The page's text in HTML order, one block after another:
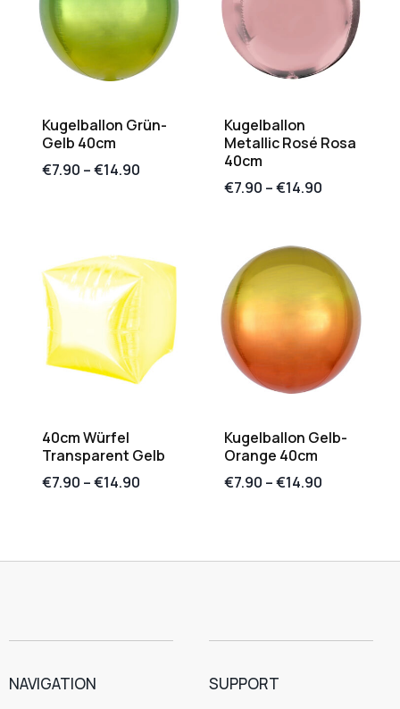
Kugelballon Grün-
Gelb 40cm
€7.90 –€14.90
Kugelballon
Metallic Rosé Rosa
40cm
€7.90 –€14.90
40cm Würfel
Transparent Gelb
€7.90 –€14.90
Kugelballon Gelb-
Orange 40cm
€7.90 –€14.90
NAVIGATION SUPPORT